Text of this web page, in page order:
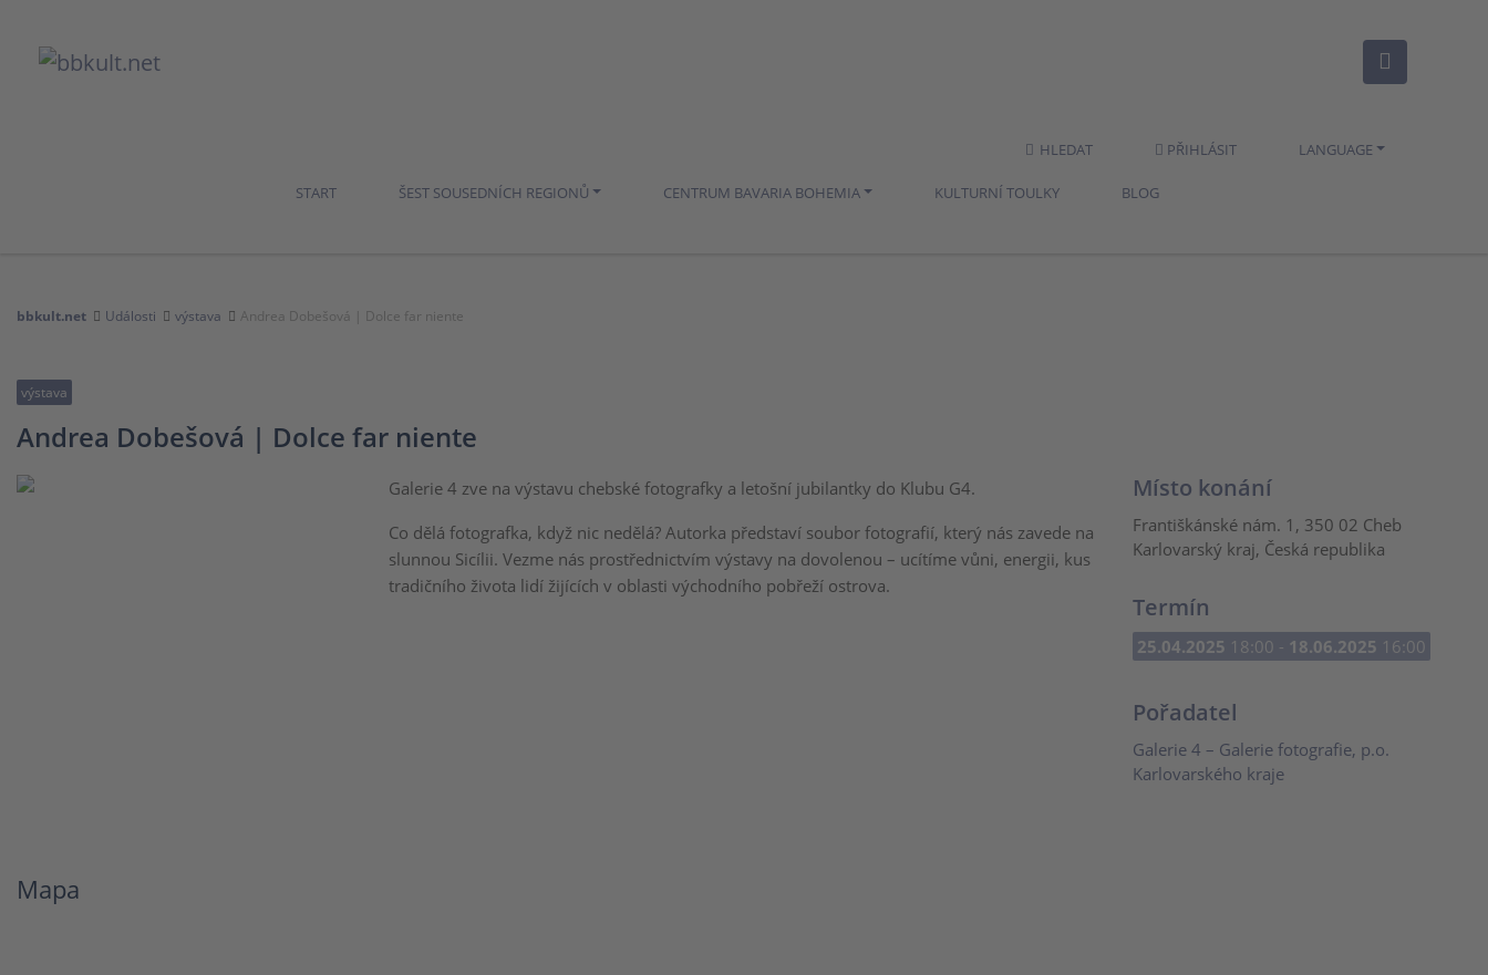
HLEDAT PŘIHLÁSIT LANGUAGE
START ŠEST SOUSEDNÍCH REGIONŮ CENTRUM BAVARIA BOHEMIA KULTURNÍ TOULKY BLOG
bbkult.net Události výstava Andrea Dobešová | Dolce far niente
výstava
Andrea Dobešová | Dolce far niente
Galerie 4 zve na výstavu chebské fotografky a letošní jubilantky do Klubu G4.
Co dělá fotografka, když nic nedělá? Autorka představí soubor fotografií, který nás zavede na
slunnou Sicílii. Vezme nás prostřednictvím výstavy na dovolenou – ucítíme vůni, energii, kus
tradičního života lidí žijících v oblasti východního pobřeží ostrova.
Místo konání
Františkánské nám. 1, 350 02 Cheb
Karlovarský kraj, Česká republika
Termín
25.04.2025 18:00 - 18.06.2025 16:00
Pořadatel
Galerie 4 – Galerie fotografie, p.o.
Karlovarského kraje
Mapa